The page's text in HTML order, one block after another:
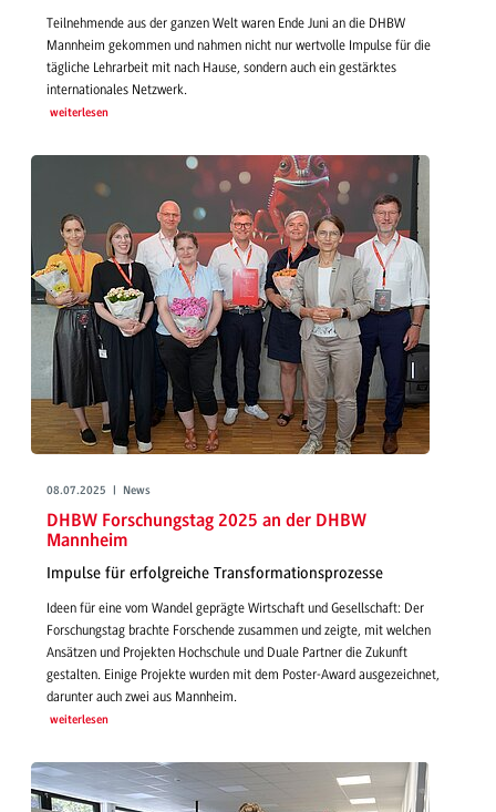
Teilnehmende aus der ganzen Welt waren Ende Juni an die DHBW
Mannheim gekommen und nahmen nicht nur wertvolle Impulse für die
tägliche Lehrarbeit mit nach Hause, sondern auch ein gestärktes
internationales Netzwerk.
weiterlesen
08.07.2025 | News
DHBW Forschungstag 2025 an der DHBW
Mannheim
Impulse für erfolgreiche Transformationsprozesse
Ideen für eine vom Wandel geprägte Wirtschaft und Gesellschaft: Der
Forschungstag brachte Forschende zusammen und zeigte, mit welchen
Ansätzen und Projekten Hochschule und Duale Partner die Zukunft
gestalten. Einige Projekte wurden mit dem Poster-Award ausgezeichnet,
darunter auch zwei aus Mannheim.
weiterlesen